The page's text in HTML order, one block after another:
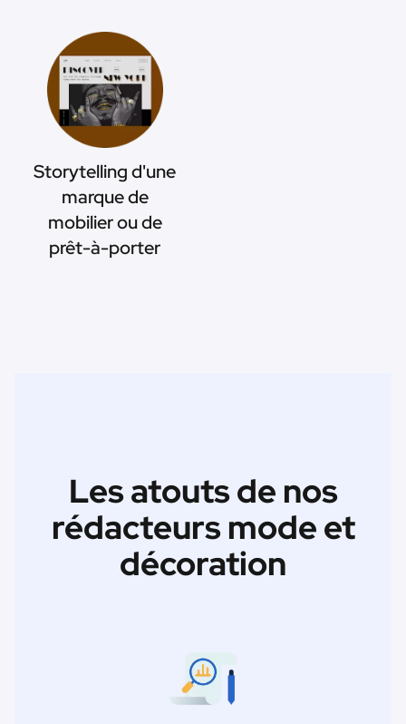
Storytelling d'une
marque de
mobilier ou de
prêt-à-porter
Les atouts de nos
rédacteurs mode et
décoration